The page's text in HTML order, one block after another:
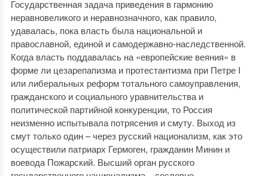
Государственная задача приведения в гармонию
неравновеликого и неравнозначного, как правило,
удавалась, пока власть была национальной и
православной, единой и самодержавно-наследственной.
Когда власть поддавалась на «европейские веяния» в
форме ли цезарепапизма и протестантизма при Петре I
или либеральных реформ тотального самоуправления,
гражданского и социального уравнительства и
политической партийной конкуренции, то Россия
неизменно испытывала потрясения и смуту. Выход из
смут только один – через русский национализм, как это
осуществили патриарх Гермоген, гражданин Минин и
воевода Пожарский. Высший орган русского